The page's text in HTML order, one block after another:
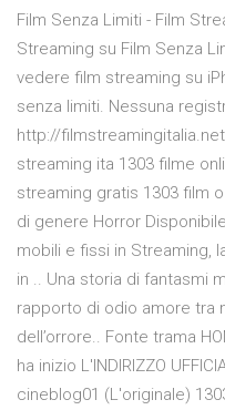
Film Senza Limiti - Film
Streaming su Film Senza
vedere film streaming su
senza limiti. Nessuna
http://
streaming ita 1303 filme
streaming gratis 1303 film
di genere Horror
mobili e fissi in Streaming,
in .. Una storia di fantasmi
rapporto di odio amore tra
dell’orrore.. Fonte trama
ha inizio L'INDIRIZZO
cineblog01 (L'originale)